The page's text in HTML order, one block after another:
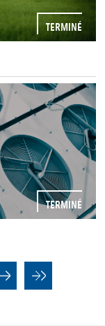
TERMINÉ
TERMINÉ